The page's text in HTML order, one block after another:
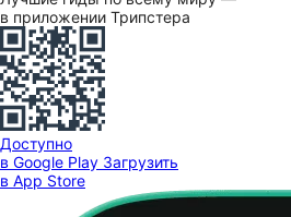
в приложении Трипстера
Доступно
в Google Play Загрузить
в App Store